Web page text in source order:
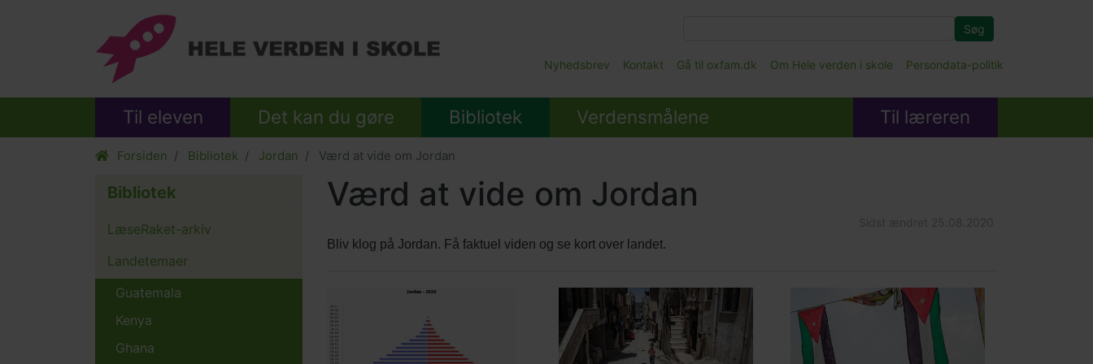
Main
Submenu
Nyhedsbrev Kontakt Gå til oxfam.dk Om Hele verden i skole Persondata-politik
Søg
Til eleven Det kan du gøre Bibliotek Verdensmålene Til læreren
Forsiden Bibliotek Jordan Værd at vide om Jordan
Værd at vide om Jordan
Bliv klog på Jordan. Få faktuel viden og se kort over landet.
content
picture
picture
picture
Bibliotek
LæseRaket-arkiv
Landetemaer
Guatemala
Kenya
Ghana